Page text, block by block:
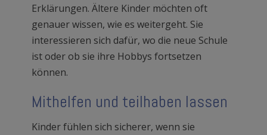
Erklärungen. Ältere Kinder möchten oft
genauer wissen, wie es weitergeht. Sie
interessieren sich dafür, wo die neue Schule
ist oder ob sie ihre Hobbys fortsetzen
können.
Mithelfen und teilhaben lassen
Kinder fühlen sich sicherer, wenn sie